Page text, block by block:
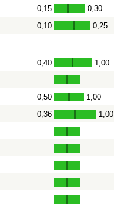
0,15 - 0,30
0,10 - 0,25
0,40 - 1,00
0,50 - 1,00
0,36 - 1,00